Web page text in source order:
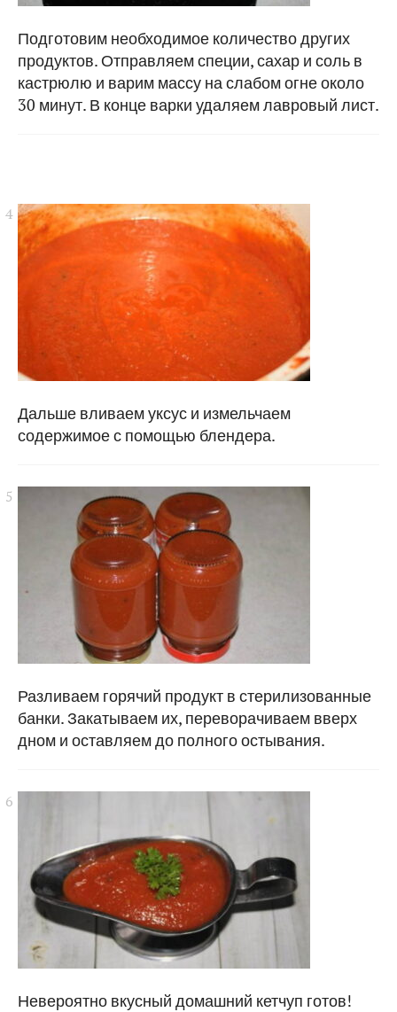
Подготовим необходимое количество других
продуктов. Отправляем специи, сахар и соль в
кастрюлю и варим массу на слабом огне около
30 минут. В конце варки удаляем лавровый лист.
Дальше вливаем уксус и измельчаем
содержимое с помощью блендера.
Разливаем горячий продукт в стерилизованные
банки. Закатываем их, переворачиваем вверх
дном и оставляем до полного остывания.
Невероятно вкусный домашний кетчуп готов!